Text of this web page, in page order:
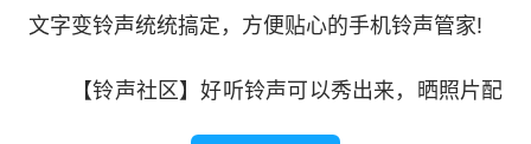
文字变铃声统统搞定，方便贴心的手机铃声管家!
【铃声社区】好听铃声可以秀出来，晒照片配
铃声，就是一段MV!定制自己的音乐相册只要1分